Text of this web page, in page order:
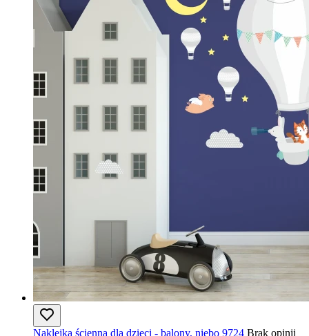
Naklejka ścienna dla dzieci - balony, niebo 9724 Brak opinii